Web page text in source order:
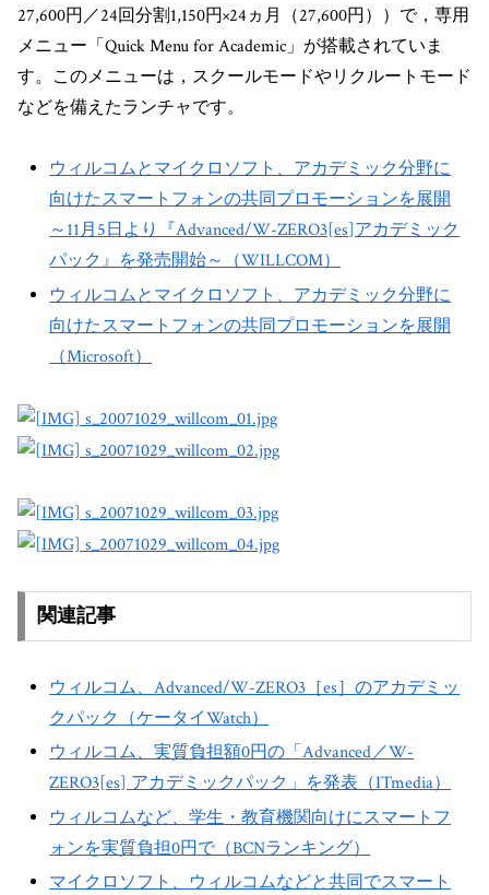
27,600円／24回分割1,150円×24ヵ月（27,600円））で，専用
メニュー「Quick Menu for Academic」が搭載されていま
す。このメニューは，スクールモードやリクルートモード
などを備えたランチャです。
ウィルコムとマイクロソフト、アカデミック分野に
向けたスマートフォンの共同プロモーションを展開
～11月5日より『Advanced/W-ZERO3[es]アカデミック
パック』を発売開始～（WILLCOM）
ウィルコムとマイクロソフト、アカデミック分野に
向けたスマートフォンの共同プロモーションを展開
（Microsoft）
関連記事
ウィルコム、Advanced/W-ZERO3［es］のアカデミッ
クパック（ケータイWatch）
ウィルコム、実質負担額0円の「Advanced／W-
ZERO3[es] アカデミックパック」を発表（ITmedia）
ウィルコムなど、学生・教育機関向けにスマートフ
ォンを実質負担0円で（BCNランキング）
マイクロソフト、ウィルコムなどと共同でスマート